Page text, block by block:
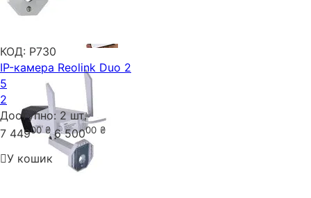
КОД: P730
IP-камера Reolink Duo 2
5
2
Доступно: 2 шт.
7 44900 ₴ 6 50000 ₴
У кошик